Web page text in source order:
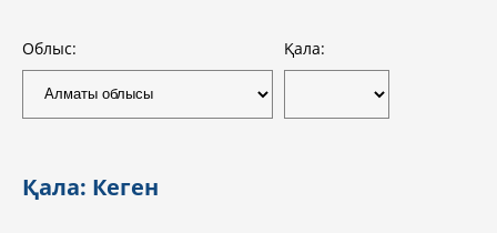
Облыс: Қала:
Қала: Кеген